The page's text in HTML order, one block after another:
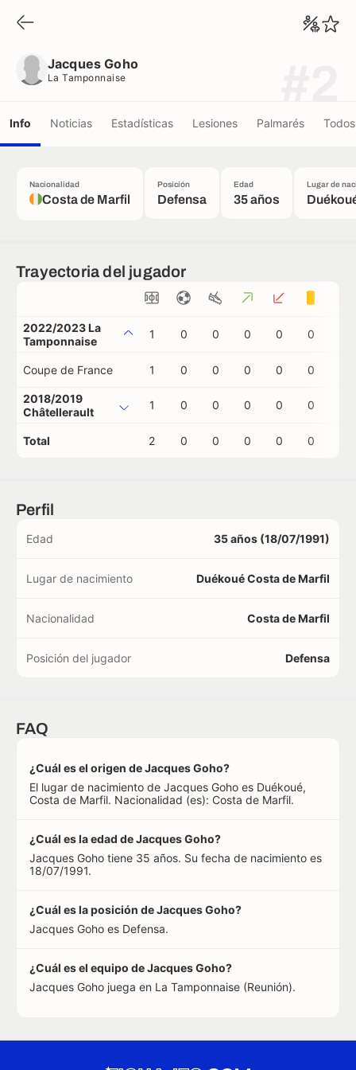
Jacques Goho
La Tamponnaise
Info Noticias Estadísticas Lesiones Palmarés
Nacionalidad
Costa de Marfil
Posición
Defensa
Edad
35 años
Lugar de
Trayectoria del jugador
2022/2023 La
Tamponnaise
1 0 0 0 0 0
Coupe de France 1 0 0 0 0 0
2018/2019
Châtellerault
1 0 0 0 0 0
Total 2 0 0 0 0 0
Perfil
Edad 35 años (18/07/1991)
Lugar de nacimiento Duékoué Costa de Marfil
Nacionalidad Costa de Marfil
Posición del jugador Defensa
FAQ
¿Cuál es el origen de Jacques Goho?
El lugar de nacimiento de Jacques Goho es Duékoué,
Costa de Marfil. Nacionalidad (es): Costa de Marfil.
¿Cuál es la edad de Jacques Goho?
Jacques Goho tiene 35 años. Su fecha de nacimiento es
18/07/1991.
¿Cuál es la posición de Jacques Goho?
Jacques Goho es Defensa.
¿Cuál es el equipo de Jacques Goho?
Jacques Goho juega en La Tamponnaise (Reunión).